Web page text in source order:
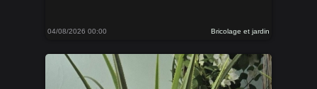
04/08/2026 00:00 Bricolage et jardin